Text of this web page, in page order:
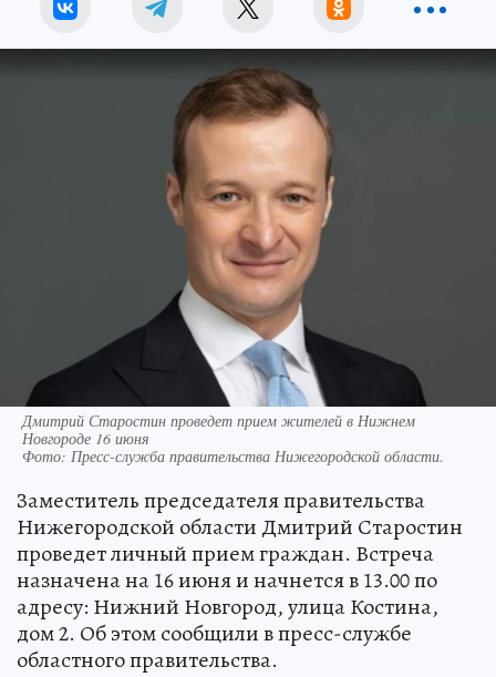
Дмитрий Старостин проведет прием жителей в Нижнем
Новгороде 16 июня
Фото: Пресс-служба правительства Нижегородской области.
Заместитель председателя правительства
Нижегородской области Дмитрий Старостин
проведет личный прием граждан. Встреча
назначена на 16 июня и начнется в 13.00 по
адресу: Нижний Новгород, улица Костина,
дом 2. Об этом сообщили в пресс-службе
областного правительства.